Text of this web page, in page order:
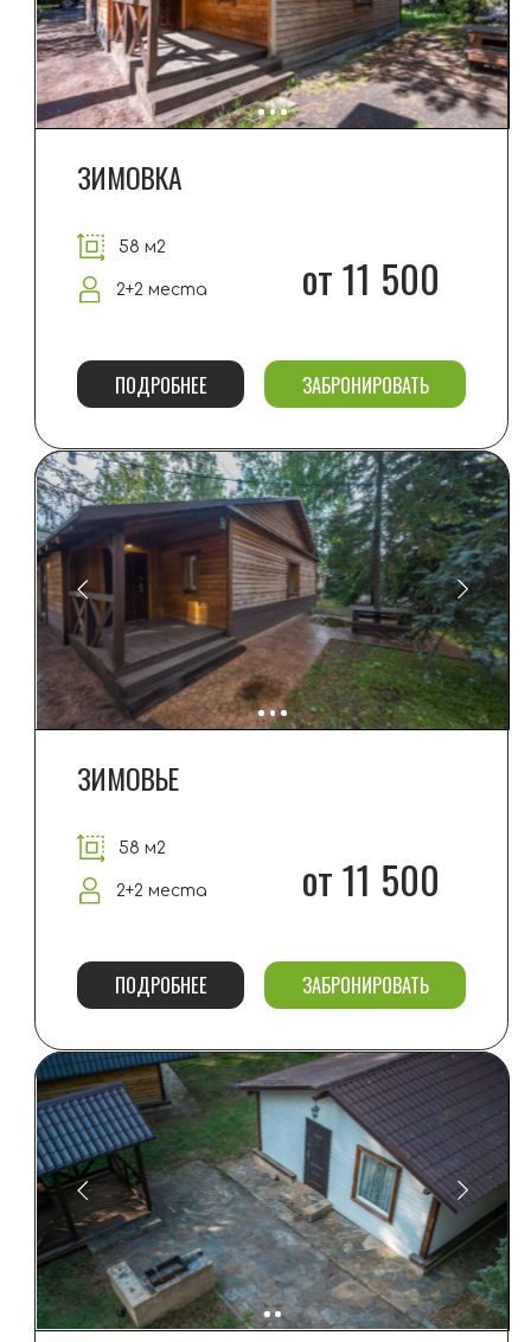
от 11 500
ЗАБРОНИРОВАТЬ
ПОДРОБНЕЕ
43 м2
ЗАБРОНИРОВАТЬ
ПОДРОБНЕЕ
КУРЕНЬ
от 18 000
6 мест
80 м2
СТОРОЖКА